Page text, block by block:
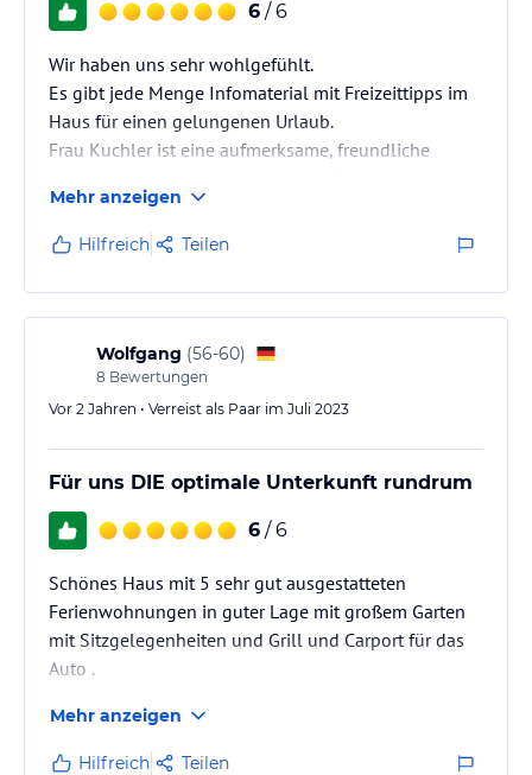
6 / 6
Wir haben uns sehr wohlgefühlt.
Es gibt jede Menge Infomaterial mit Freizeittipps im
Haus für einen gelungenen Urlaub.
Frau Kuchler ist eine aufmerksame, freundliche
falls Fragen oder Probleme auftauchen.
Der Garten ist wunderschön und sehr gepflegt.
Ein Parkplatz unter dem Carport für jede
Ferienwohnung ist auch vorhanden.
Mehr anzeigen
Hilfreich Teilen
Wolfgang (56-60)
8 Bewertungen
Vor 2 Jahren • Verreist als Paar im Juli 2023
Für uns DIE optimale Unterkunft rundrum
6 / 6
Schönes Haus mit 5 sehr gut ausgestatteten
Ferienwohnungen in guter Lage mit großem Garten
mit Sitzgelegenheiten und Grill und Carport für das
Auto .
viel Herzblut und Engagement steckt
Mehr anzeigen
Hilfreich Teilen